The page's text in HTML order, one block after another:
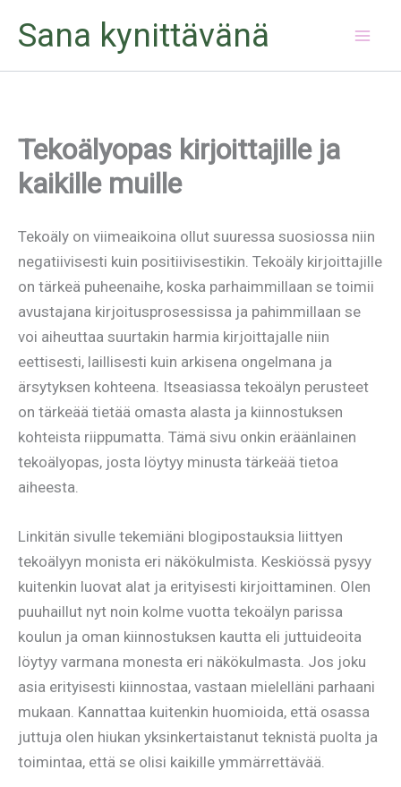
sisältöön
Sana kynittävänä
Tekoälyopas kirjoittajille ja
kaikille muille
Tekoäly on viimeaikoina ollut suuressa suosiossa niin
negatiivisesti kuin positiivisestikin. Tekoäly kirjoittajille
on tärkeä puheenaihe, koska parhaimmillaan se toimii
avustajana kirjoitusprosessissa ja pahimmillaan se
voi aiheuttaa suurtakin harmia kirjoittajalle niin
eettisesti, laillisesti kuin arkisena ongelmana ja
ärsytyksen kohteena. Itseasiassa tekoälyn perusteet
on tärkeää tietää omasta alasta ja kiinnostuksen
kohteista riippumatta. Tämä sivu onkin eräänlainen
tekoälyopas, josta löytyy minusta tärkeää tietoa
aiheesta.
Linkitän sivulle tekemiäni blogipostauksia liittyen
tekoälyyn monista eri näkökulmista. Keskiössä pysyy
kuitenkin luovat alat ja erityisesti kirjoittaminen. Olen
puuhaillut nyt noin kolme vuotta tekoälyn parissa
koulun ja oman kiinnostuksen kautta eli juttuideoita
löytyy varmana monesta eri näkökulmasta. Jos joku
asia erityisesti kiinnostaa, vastaan mielelläni parhaani
mukaan. Kannattaa kuitenkin huomioida, että osassa
juttuja olen hiukan yksinkertaistanut teknistä puolta ja
toimintaa, että se olisi kaikille ymmärrettävää.